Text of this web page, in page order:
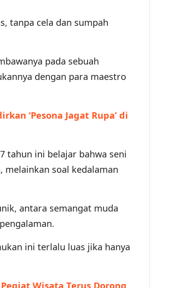
tanpa cela dan sumpah
pada sebuah
dengan para maestro
‘Pesona Jagat Rupa’ di
tahun ini belajar bahwa seni
melainkan soal kedalaman
antara semangat muda
ini terlalu luas jika hanya
Wisata Terus Dorong